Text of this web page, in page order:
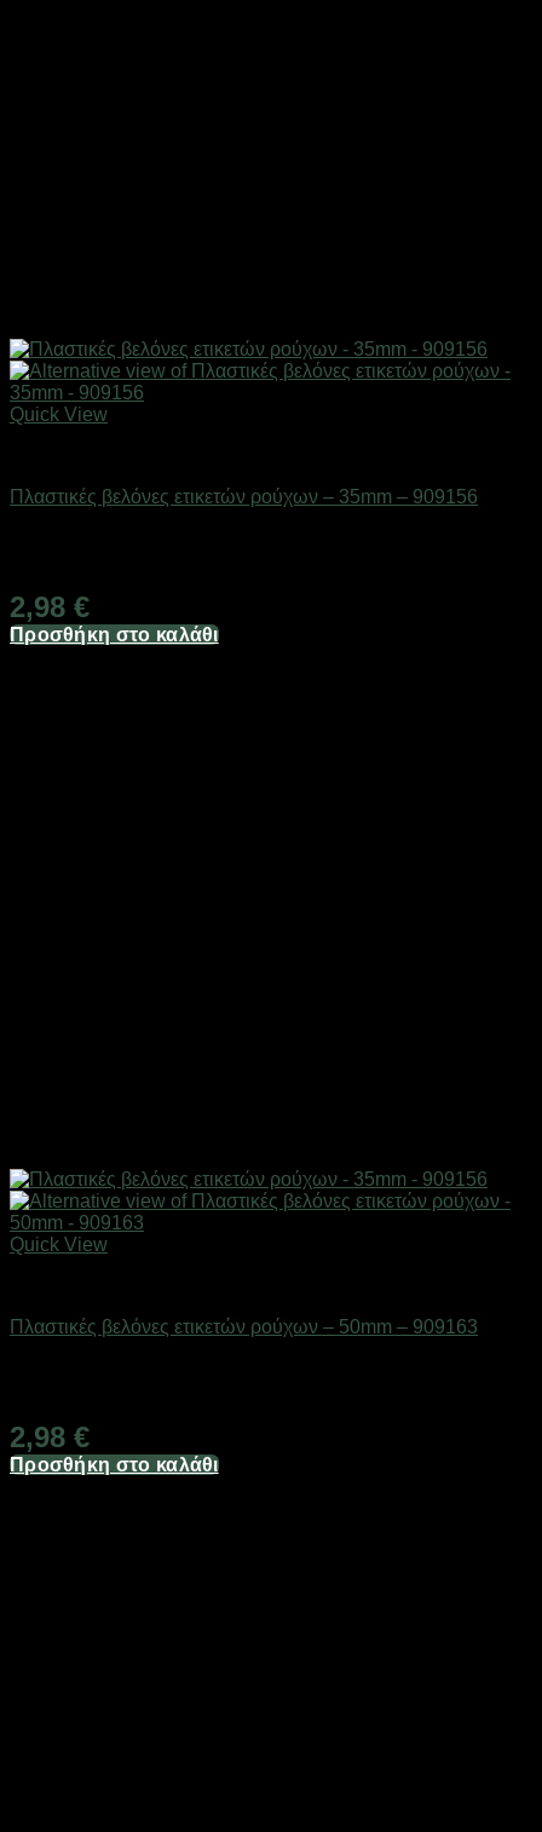
Quick View
Πλαστικές βελόνες ετικετών ρούχων – 35mm – 909156
2,98 €
Προσθήκη στο καλάθι
Quick View
Πλαστικές βελόνες ετικετών ρούχων – 50mm – 909163
2,98 €
Προσθήκη στο καλάθι